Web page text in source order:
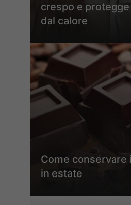
crespo e
dal calore
Come conservare
in estate